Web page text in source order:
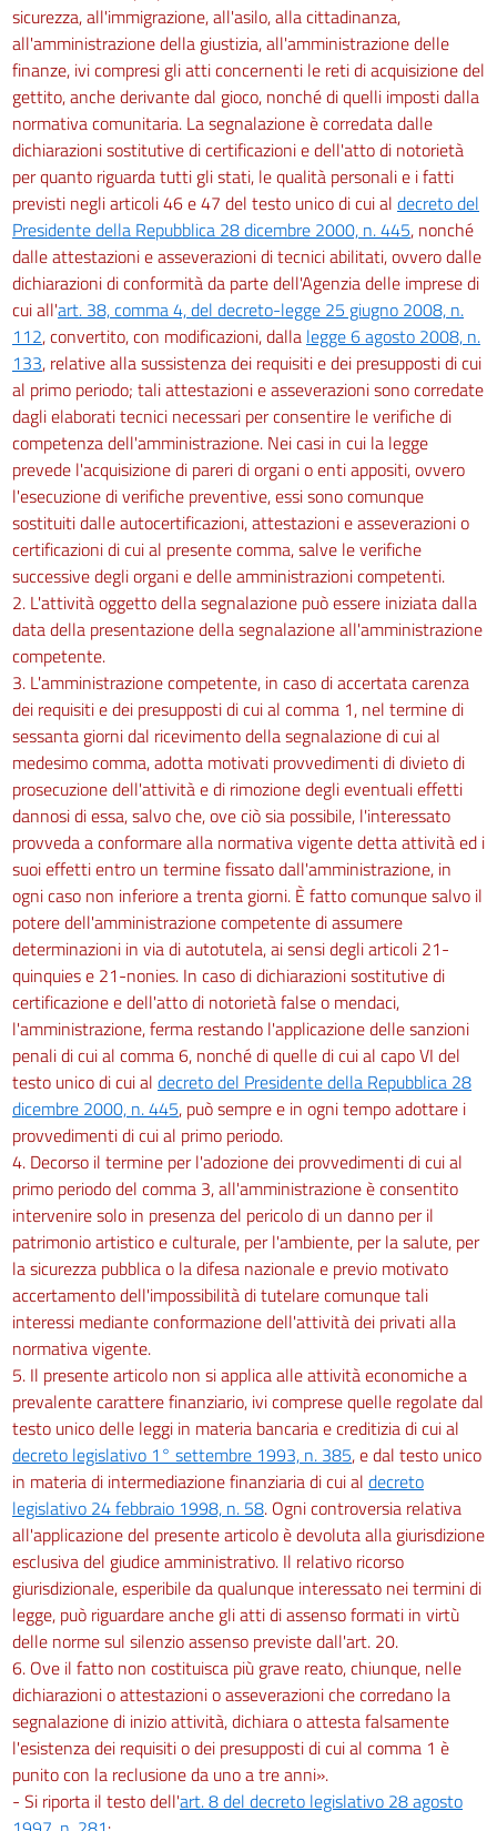
sicurezza, all'immigrazione, all'asilo, alla cittadinanza,
all'amministrazione della giustizia, all'amministrazione delle
finanze, ivi compresi gli atti concernenti le reti di acquisizione del
gettito, anche derivante dal gioco, nonché di quelli imposti dalla
normativa comunitaria. La segnalazione è corredata dalle
dichiarazioni sostitutive di certificazioni e dell'atto di notorietà
per quanto riguarda tutti gli stati, le qualità personali e i fatti
previsti negli articoli 46 e 47 del testo unico di cui al decreto del
Presidente della Repubblica 28 dicembre 2000, n. 445, nonché
dalle attestazioni e asseverazioni di tecnici abilitati, ovvero dalle
dichiarazioni di conformità da parte dell'Agenzia delle imprese di
cui all'art. 38, comma 4, del decreto-legge 25 giugno 2008, n.
112, convertito, con modificazioni, dalla legge 6 agosto 2008, n.
133, relative alla sussistenza dei requisiti e dei presupposti di cui
al primo periodo; tali attestazioni e asseverazioni sono corredate
dagli elaborati tecnici necessari per consentire le verifiche di
competenza dell'amministrazione. Nei casi in cui la legge
prevede l'acquisizione di pareri di organi o enti appositi, ovvero
l'esecuzione di verifiche preventive, essi sono comunque
sostituiti dalle autocertificazioni, attestazioni e asseverazioni o
certificazioni di cui al presente comma, salve le verifiche
successive degli organi e delle amministrazioni competenti.
2. L'attività oggetto della segnalazione può essere iniziata dalla
data della presentazione della segnalazione all'amministrazione
competente.
3. L'amministrazione competente, in caso di accertata carenza
dei requisiti e dei presupposti di cui al comma 1, nel termine di
sessanta giorni dal ricevimento della segnalazione di cui al
medesimo comma, adotta motivati provvedimenti di divieto di
prosecuzione dell'attività e di rimozione degli eventuali effetti
dannosi di essa, salvo che, ove ciò sia possibile, l'interessato
provveda a conformare alla normativa vigente detta attività ed i
suoi effetti entro un termine fissato dall'amministrazione, in
ogni caso non inferiore a trenta giorni. È fatto comunque salvo il
potere dell'amministrazione competente di assumere
determinazioni in via di autotutela, ai sensi degli articoli 21-
quinquies e 21-nonies. In caso di dichiarazioni sostitutive di
certificazione e dell'atto di notorietà false o mendaci,
l'amministrazione, ferma restando l'applicazione delle sanzioni
penali di cui al comma 6, nonché di quelle di cui al capo VI del
testo unico di cui al decreto del Presidente della Repubblica 28
dicembre 2000, n. 445, può sempre e in ogni tempo adottare i
provvedimenti di cui al primo periodo.
4. Decorso il termine per l'adozione dei provvedimenti di cui al
primo periodo del comma 3, all'amministrazione è consentito
intervenire solo in presenza del pericolo di un danno per il
patrimonio artistico e culturale, per l'ambiente, per la salute, per
la sicurezza pubblica o la difesa nazionale e previo motivato
accertamento dell'impossibilità di tutelare comunque tali
interessi mediante conformazione dell'attività dei privati alla
normativa vigente.
5. Il presente articolo non si applica alle attività economiche a
prevalente carattere finanziario, ivi comprese quelle regolate dal
testo unico delle leggi in materia bancaria e creditizia di cui al
decreto legislativo 1° settembre 1993, n. 385, e dal testo unico
in materia di intermediazione finanziaria di cui al decreto
legislativo 24 febbraio 1998, n. 58. Ogni controversia relativa
all'applicazione del presente articolo è devoluta alla giurisdizione
esclusiva del giudice amministrativo. Il relativo ricorso
giurisdizionale, esperibile da qualunque interessato nei termini di
legge, può riguardare anche gli atti di assenso formati in virtù
delle norme sul silenzio assenso previste dall'art. 20.
6. Ove il fatto non costituisca più grave reato, chiunque, nelle
dichiarazioni o attestazioni o asseverazioni che corredano la
segnalazione di inizio attività, dichiara o attesta falsamente
l'esistenza dei requisiti o dei presupposti di cui al comma 1 è
punito con la reclusione da uno a tre anni».
- Si riporta il testo dell'art. 8 del decreto legislativo 28 agosto